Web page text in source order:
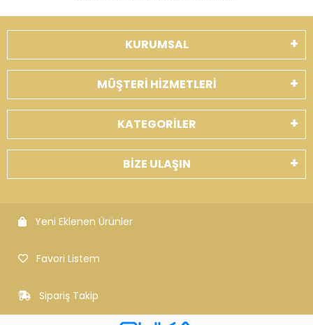
KURUMSAL
MÜŞTERİ HİZMETLERİ
KATEGORİLER
BİZE ULAŞIN
Yeni Eklenen Ürünler
Favori Listem
Sipariş Takip